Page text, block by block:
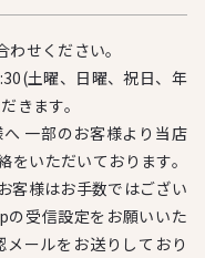
せください。
土曜、日曜、祝日、年
きます。
一部のお客様より当店
いただいております。
客様はお手数ではござい
受信設定をお願いいた
ールをお送りしており